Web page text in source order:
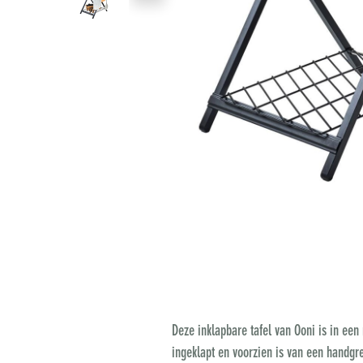
Deze inklapbare tafel van Ooni is in
ingeklapt en voorzien is van een